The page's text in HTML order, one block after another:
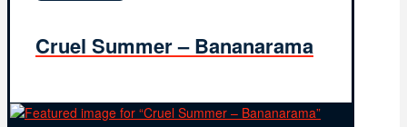
Cruel Summer – Bananarama